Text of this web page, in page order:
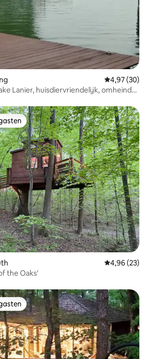
Gemiddelde
4,97 (30)
Lanier, huisdiervriendelijk, omheind
gasten
Gemiddelde
4,96 (23)
the Oaks'
gasten